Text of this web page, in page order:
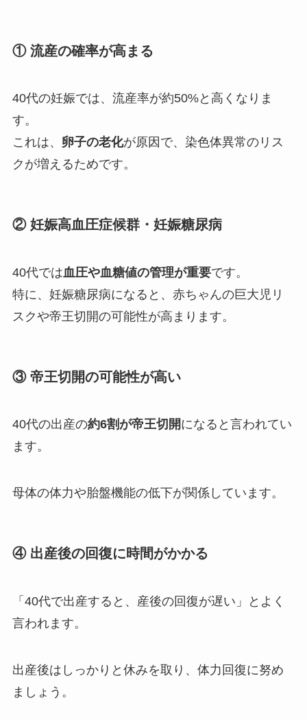
① 流産の確率が高まる
40代の妊娠では、流産率が約50%と高くなりま
す。
これは、 卵子の老化が原因で、染色体異常のリス
クが増えるためです。
② 妊娠高血圧症候群・妊娠糖尿病
40代では血圧や血糖値の管理が重要です。
特に、妊娠糖尿病になると、赤ちゃんの巨大児リ
スクや帝王切開の可能性が高まります。
③ 帝王切開の可能性が高い
40代の出産の約6割が帝王切開になると言われてい
ます。
母体の体力や胎盤機能の低下が関係しています。
④ 出産後の回復に時間がかかる
「40代で出産すると、産後の回復が遅い」とよく
言われます。
出産後はしっかりと休みを取り、体力回復に努め
ましょう。